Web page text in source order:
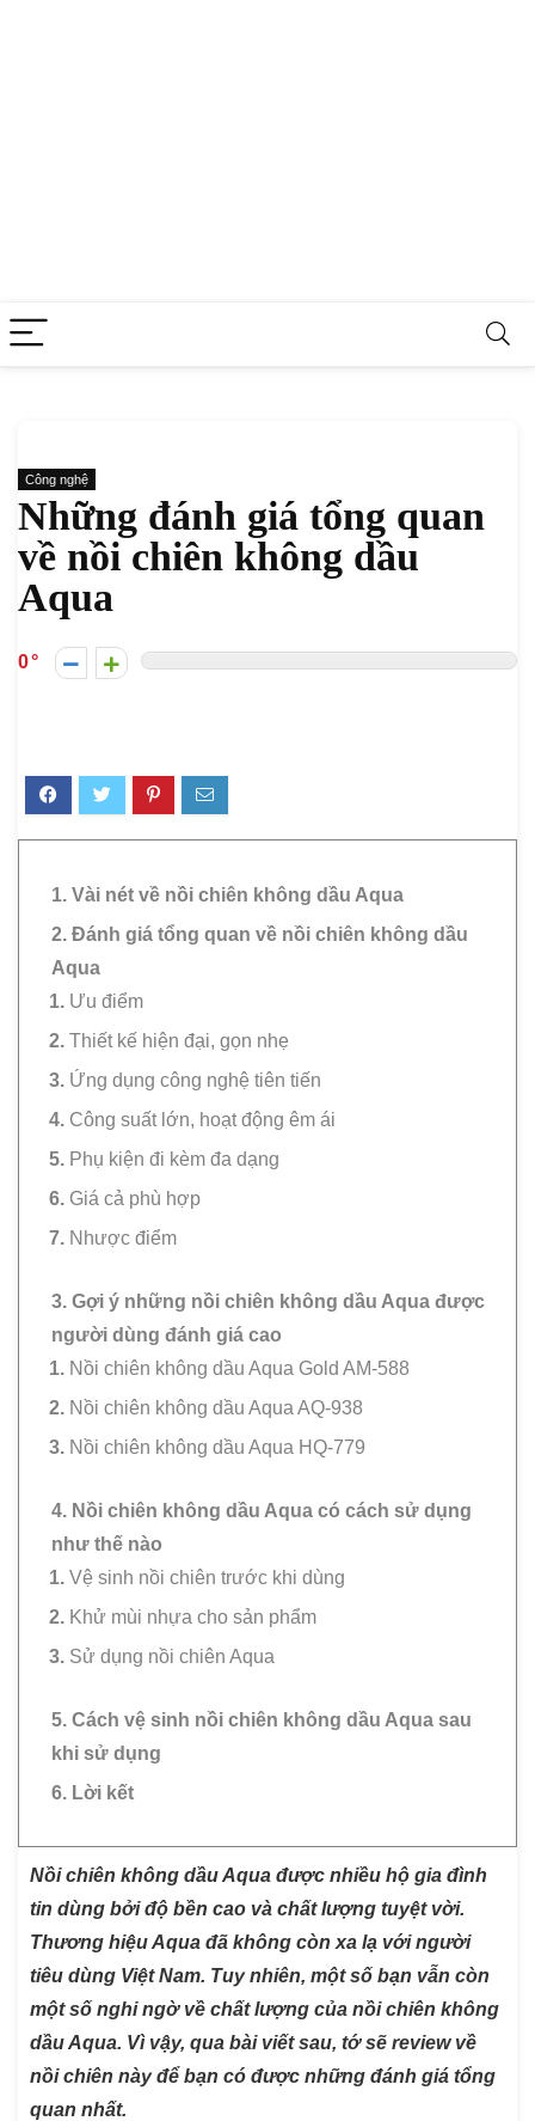
Công nghệ
Những đánh giá tổng quan
về nồi chiên không dầu
Aqua
0
1. Vài nét về nồi chiên không dầu Aqua
2. Đánh giá tổng quan về nồi chiên không dầu
Aqua
Ưu điểm
Thiết kế hiện đại, gọn nhẹ
Ứng dụng công nghệ tiên tiến
Công suất lớn, hoạt động êm ái
Phụ kiện đi kèm đa dạng
Giá cả phù hợp
Nhược điểm
3. Gợi ý những nồi chiên không dầu Aqua được
người dùng đánh giá cao
Nồi chiên không dầu Aqua Gold AM-588
Nồi chiên không dầu Aqua AQ-938
Nồi chiên không dầu Aqua HQ-779
4. Nồi chiên không dầu Aqua có cách sử dụng
như thế nào
Vệ sinh nồi chiên trước khi dùng
Khử mùi nhựa cho sản phẩm
Sử dụng nồi chiên Aqua
5. Cách vệ sinh nồi chiên không dầu Aqua sau
khi sử dụng
6. Lời kết
Nồi chiên không dầu Aqua được nhiều hộ gia đình
tin dùng bởi độ bền cao và chất lượng tuyệt vời.
Thương hiệu Aqua đã không còn xa lạ với người
tiêu dùng Việt Nam. Tuy nhiên, một số bạn vẫn còn
một số nghi ngờ về chất lượng của nồi chiên không
dầu Aqua. Vì vậy, qua bài viết sau, tớ sẽ review về
nồi chiên này để bạn có được những đánh giá tổng
quan nhất.